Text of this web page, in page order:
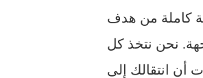
كاملة من هدف
نحن نتخذ كل
أن انتقالك إلى